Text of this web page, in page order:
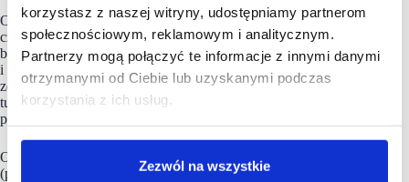
korzystasz z naszej witryny, udostępniamy partnerom
społecznościowym, reklamowym i analitycznym.
Partnerzy mogą połączyć te informacje z innymi danymi
otrzymanymi od Ciebie lub uzyskanymi podczas
korzystania z ich usług.
Zezwól na wszystkie
Oprócz 9 stref mądrej zabawy, na gości Smart Kids Planet
czekać będzie również Smart Cafe – bistro, w którym rodzice
będą mogli odpocząć przy kawie, a później – zjeść smaczny
i zdrowy obiad. Obiekt będzie także otwarty na wizyty grup
zorganizowanych – szkoły i przedszkola skorzystają
tu z programów edukacyjnych zgodnych z podstawą
programową, wzbogaconych o interaktywne formy nauki.
Otwarcie krakowskiego Smart Kids Planet w
(poziom +1) zaplanowano na 4 października 2025 roku.